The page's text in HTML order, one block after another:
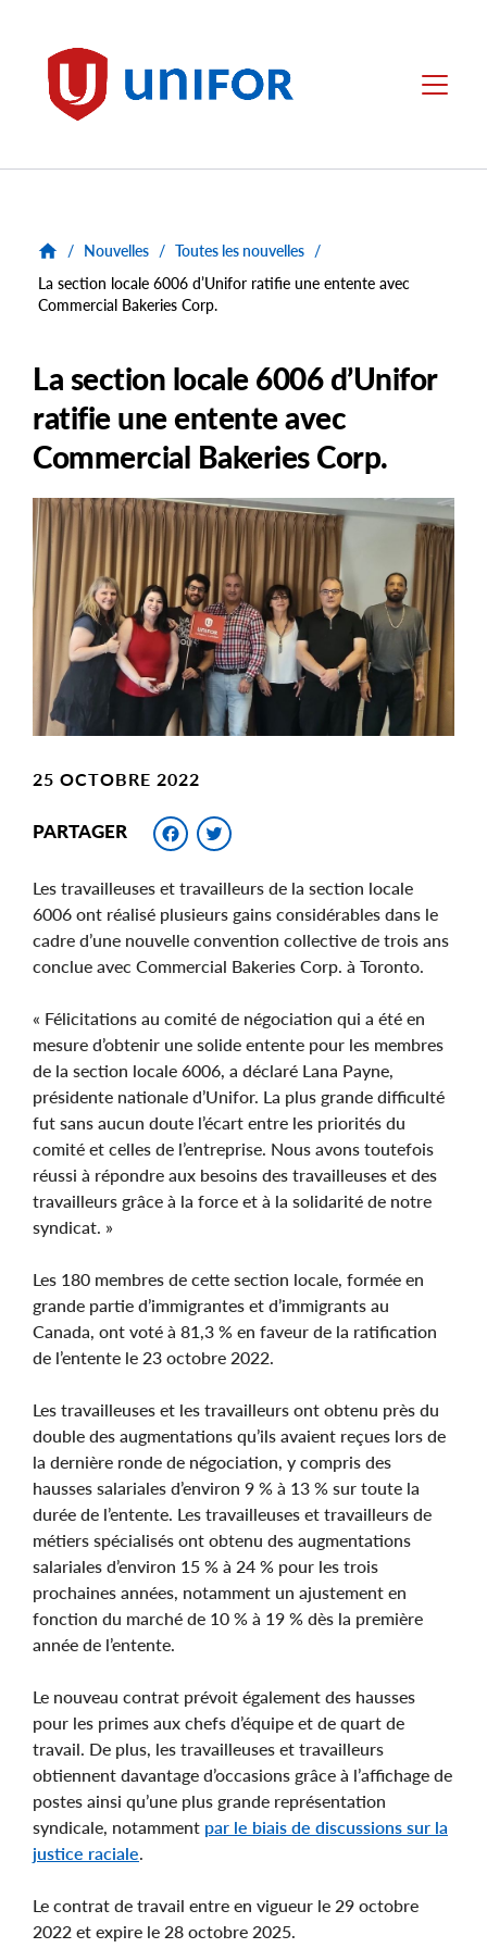
Unifor Menu
/ Nouvelles / Toutes les nouvelles /
La section locale 6006 d’Unifor ratifie une entente avec
Commercial Bakeries Corp.
La section locale 6006 d’Unifor
ratifie une entente avec
Commercial Bakeries Corp.
Main
Image
Image
25 OCTOBRE 2022
PARTAGER Facebook
Les travailleuses et travailleurs de la section locale
6006 ont réalisé plusieurs gains considérables dans le
cadre d’une nouvelle convention collective de trois ans
conclue avec Commercial Bakeries Corp. à Toronto.
« Félicitations au comité de négociation qui a été en
mesure d’obtenir une solide entente pour les membres
de la section locale 6006, a déclaré Lana Payne,
présidente nationale d’Unifor. La plus grande difficulté
fut sans aucun doute l’écart entre les priorités du
comité et celles de l’entreprise. Nous avons toutefois
réussi à répondre aux besoins des travailleuses et des
travailleurs grâce à la force et à la solidarité de notre
syndicat. »
Les 180 membres de cette section locale, formée en
grande partie d’immigrantes et d’immigrants au
Canada, ont voté à 81,3 % en faveur de la ratification
de l’entente le 23 octobre 2022.
Les travailleuses et les travailleurs ont obtenu près du
double des augmentations qu’ils avaient reçues lors de
la dernière ronde de négociation, y compris des
hausses salariales d’environ 9 % à 13 % sur toute la
durée de l’entente. Les travailleuses et travailleurs de
métiers spécialisés ont obtenu des augmentations
salariales d’environ 15 % à 24 % pour les trois
prochaines années, notamment un ajustement en
fonction du marché de 10 % à 19 % dès la première
année de l’entente.
Le nouveau contrat prévoit également des hausses
pour les primes aux chefs d’équipe et de quart de
travail. De plus, les travailleuses et travailleurs
obtiennent davantage d’occasions grâce à l’affichage de
postes ainsi qu’une plus grande représentation
syndicale, notamment par le biais de discussions sur la
justice raciale
Le contrat de travail entre en vigueur le 29 octobre
2022 et expire le 28 octobre 2025.